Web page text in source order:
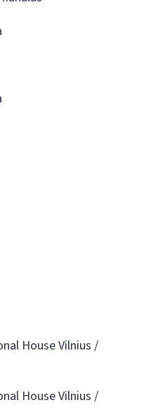
House Vilnius /
House Vilnius /